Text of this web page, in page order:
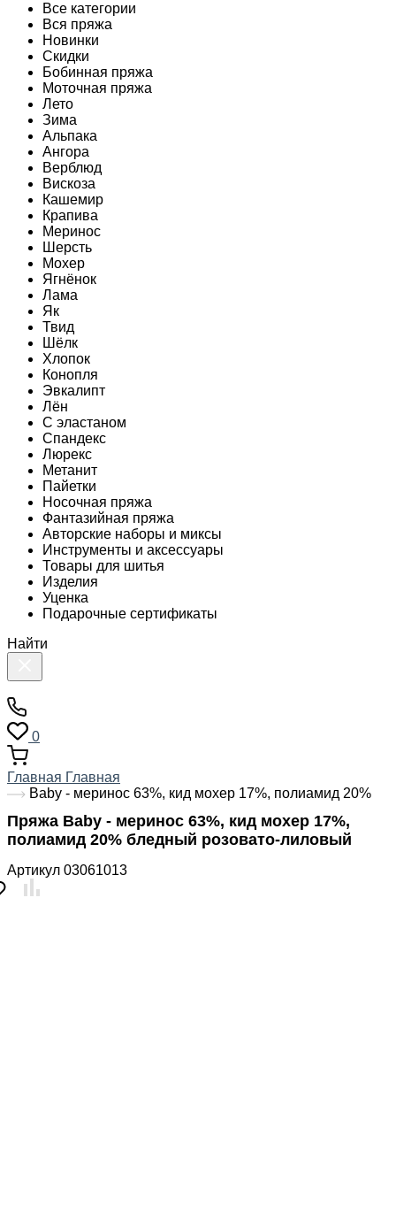
Все категории
Вся пряжа
Новинки
Скидки
Бобинная пряжа
Моточная пряжа
Лето
Зима
Альпака
Ангора
Верблюд
Вискоза
Кашемир
Крапива
Меринос
Шерсть
Мохер
Ягнёнок
Лама
Як
Твид
Шёлк
Хлопок
Конопля
Эвкалипт
Лён
C эластаном
Спандекс
Люрекс
Метанит
Пайетки
Носочная пряжа
Фантазийная пряжа
Авторские наборы и миксы
Инструменты и аксессуары
Товары для шитья
Изделия
Уценка
Подарочные сертификаты
Найти
0
Главная Главная
Baby - меринос 63%, кид мохер 17%, полиамид 20%
Пряжа Baby - меринос 63%, кид мохер 17%,
полиамид 20% бледный розовато-лиловый
Артикул 03061013